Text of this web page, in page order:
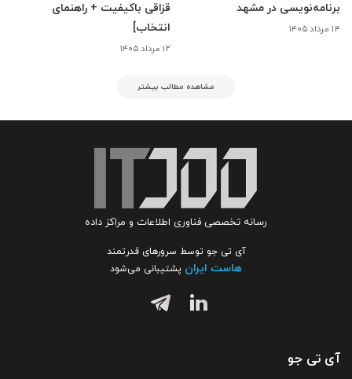
برنامه‌نویسی در مشهد
۱۴ مرداد ۱۴۰۵
قزاقی باکیفیت + راهنمای
انتخاب]
۱۲ مرداد ۱۴۰۵
مشاهده مطالب بیشتر
رسانه تخصصی فناوری اطلاعات و مراکز داده
آی تی جو توسط سرورهای قدرتمند
هاست ایران پشتیبانی می‌شود
آی تی جو